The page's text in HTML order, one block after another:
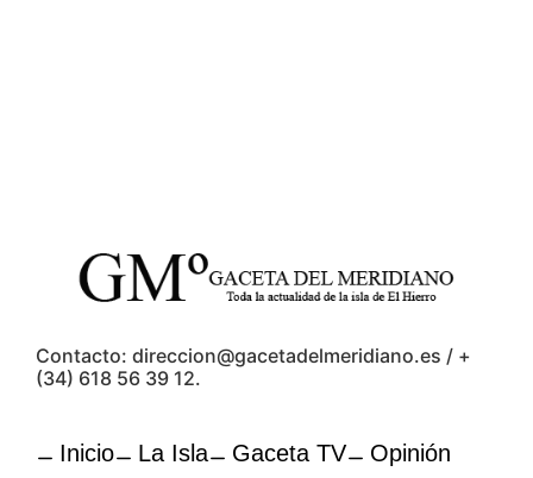
Contacto: direccion@gacetadelmeridiano.es / +
(34) 618 56 39 12.
Inicio La Isla Gaceta TV
Opinión